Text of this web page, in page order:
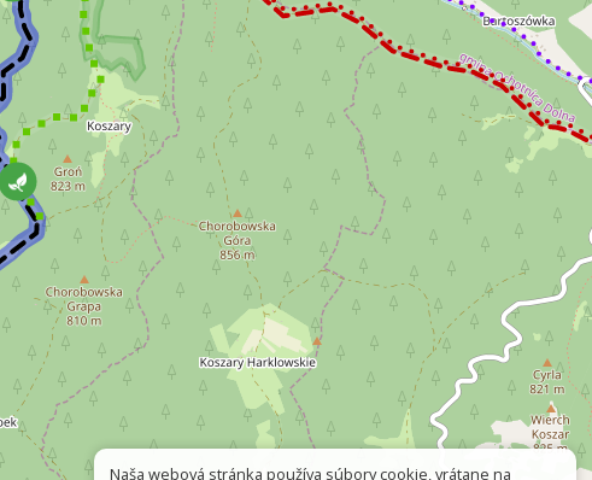
Naša webová stránka používa súbory cookie, vrátane na